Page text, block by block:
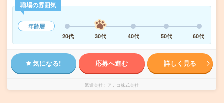
職場の雰囲気
年齢層
20代
30代 40代 50代 60代
気になる! 応募へ進む 詳しく見る
派遣会社 アデコ株式会社